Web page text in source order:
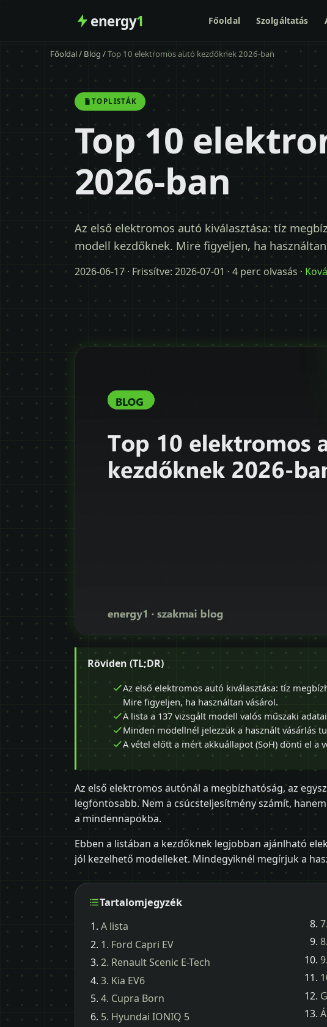
energy1 Főoldal Szolgáltatás
Főoldal/ Blog /Top 10 elektromos autó kezdőknek 2026-ban
TOPLISTÁK
Top 10
2026-ban
Az első elektromos autó kiválasztása: tíz
modell kezdőknek. Mire figyeljen, ha
2026-06-17· Frissítve: 2026-07-01 · 4 perc olvasás ·
Röviden (TL;DR)
Az első elektromos autó kiválasztása: tíz
Mire figyeljen, ha használtan vásárol.
A lista a 137 vizsgált modell valós műszaki
Minden modellnél jelezzük a használt vásárlás
A vétel előtt a mért akkuállapot (SoH) dönti el a
Az első elektromos autónál a megbízhatóság, az
legfontosabb. Nem a csúcsteljesítmény számít,
a mindennapokba.
Ebben a listában a kezdőknek legjobban ajánlható
jól kezelhető modelleket. Mindegyiknél megírjuk a
Tartalomjegyzék
A lista
1. Ford Capri EV
2. Renault Scenic E-Tech
3. Kia EV6
4. Cupra Born
5. Hyundai IONIQ 5